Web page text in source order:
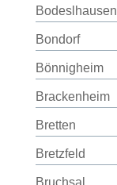
Bodeslhausen
Bondorf
Bönnigheim
Brackenheim
Bretten
Bretzfeld
Bruchsal